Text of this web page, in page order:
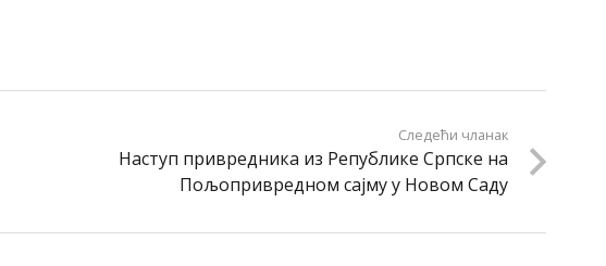
Следећи чланак
Наступ привредника из Републике Српске на
Пољопривредном сајму у Новом Саду